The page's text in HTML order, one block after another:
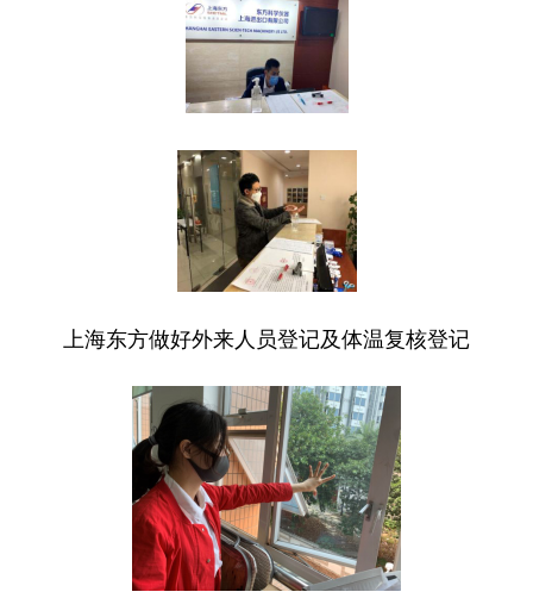
上海东方做好外来人员登记及体温复核登记